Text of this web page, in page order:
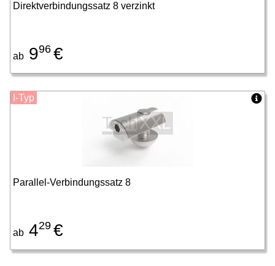
Direktverbindungssatz 8 verzinkt
ab 996 €
Parallel-Verbindungssatz 8
ab 429 €
I-Typ